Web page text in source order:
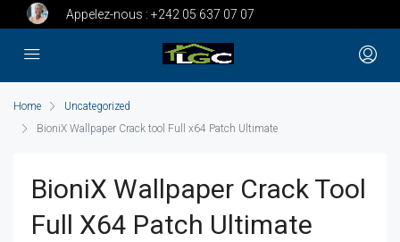
Appelez-nous : +242 05 637 07 07
Home
Uncategorized
BioniX Wallpaper Crack tool Full x64 Patch Ultimate
BioniX Wallpaper Crack Tool
Full X64 Patch Ultimate